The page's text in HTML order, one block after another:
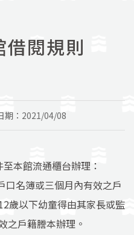
閱規則
期： 2021/04/08
本館流通櫃台辦理：
口名簿或三個月內有效之戶
歲以下幼童得由其家長或監
之戶籍謄本辦理。